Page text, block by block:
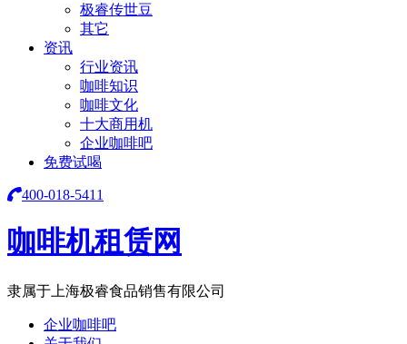
极睿传世豆
其它
资讯
行业资讯
咖啡知识
咖啡文化
十大商用机
企业咖啡吧
免费试喝
400-018-5411
咖啡机租赁网
隶属于上海极睿食品销售有限公司
企业咖啡吧